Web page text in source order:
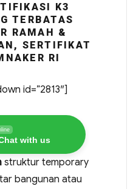
K3
TERBATAS
RAMAH &
SERTIFIKAT
RI
id=”2813″]
with us
struktur temporary
bangunan atau